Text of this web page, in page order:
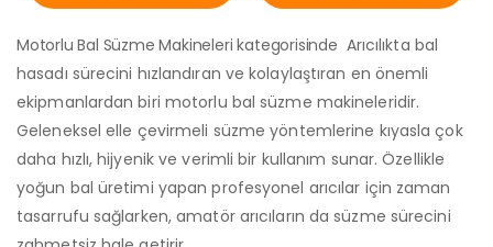
Motorlu Bal Süzme Makineleri kategorisinde Arıcılıkta bal
hasadı sürecini hızlandıran ve kolaylaştıran en önemli
ekipmanlardan biri motorlu bal süzme makineleridir.
Geleneksel elle çevirmeli süzme yöntemlerine kıyasla çok
daha hızlı, hijyenik ve verimli bir kullanım sunar. Özellikle
yoğun bal üretimi yapan profesyonel arıcılar için zaman
tasarrufu sağlarken, amatör arıcıların da süzme sürecini